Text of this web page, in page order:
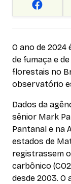
O ano de 2024
de fumaça e
florestais no
observatório
Dados da
sênior Mark
Pantanal e na
estados de
registrassem
carbônico
desde 2003.